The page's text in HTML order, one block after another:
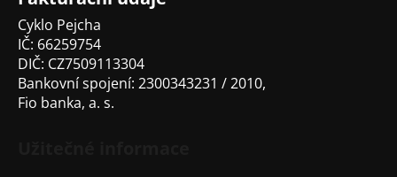
Cyklo Pejcha
IČ: 66259754
DIČ: CZ7509113304
Bankovní spojení: 2300343231 / 2010,
Fio banka, a. s.